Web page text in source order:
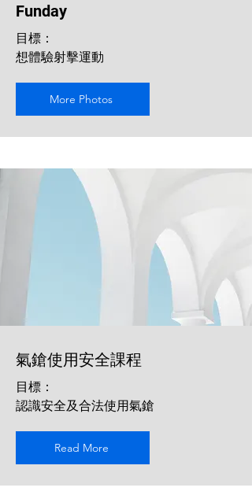
Funday
​目標：
想體驗射擊運動
More Photos
氣鎗使用安全課程
目標：
認識安全及合法使用氣鎗
Read More